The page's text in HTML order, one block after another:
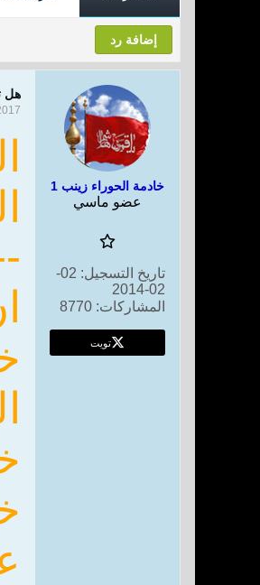
إضافة رد
خادمة الحوراء زينب 1
عضو ماسي
تاريخ التسجيل:
02-
02-2014
المشاركات: 8770
تويت
هل
PM